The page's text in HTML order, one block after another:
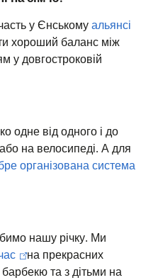
у Єнськомуальянсі
хороший баланс між
у довгостроковій
одне від одного і до
на велосипеді. А для
організована система
нашу річку. Ми
на прекрасних
та з дітьми на